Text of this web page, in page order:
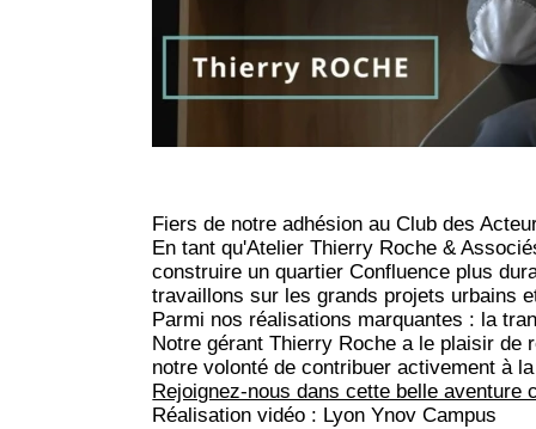
Fiers de notre adhésion auClub des
En tant qu'Atelier Thierry Roche &
construire un quartier Confluence plus
travaillons sur les grands projets urbains
Parmi nos réalisations marquantes : la
Notre gérant Thierry Roche a le plaisir de
notre volonté de contribuer activement à
Rejoignez-nous dans cette belle aventure
Réalisation vidéo : Lyon Ynov Campus